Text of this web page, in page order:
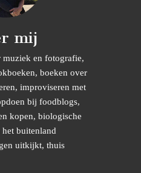
mij
en fotografie,
boeken over
improviseren met
bij foodblogs,
kopen, biologische
buitenland
uitkijkt, thuis